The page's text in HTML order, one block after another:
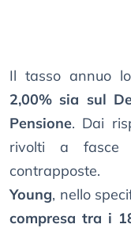
Il tasso annuo
2,00% sia sul
Pensione. Dai
rivolti a fasce
contrapposte.
Young, nello
compresa tra i